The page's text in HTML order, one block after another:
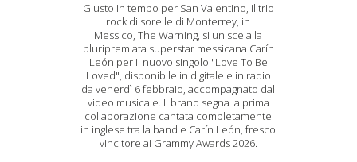
Giusto in tempo per San Valentino, il trio
rock di sorelle di Monterrey, in
Messico, The Warning, si unisce alla
pluripremiata superstar messicana Carín
León per il nuovo singolo "Love To Be
Loved", disponibile in digitale e in radio
da venerdì 6 febbraio, accompagnato dal
video musicale. Il brano segna la prima
collaborazione cantata completamente
in inglese tra la band e Carín León, fresco
vincitore ai Grammy Awards 2026.